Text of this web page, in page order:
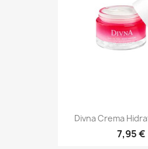
Divna Crema
7,95 €